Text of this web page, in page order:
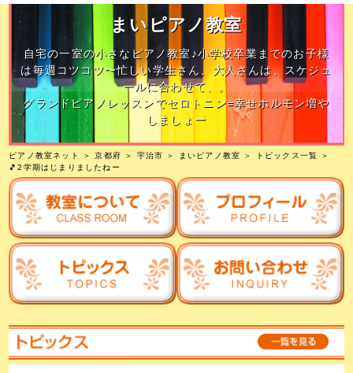
まいピアノ教室
自宅の一室の小さなピアノ教室♪小学校卒業までのお子様
は毎週コツコツ〜忙しい学生さん、大人さんは、スケジュ
ールに合わせて、。
グランドピアノレッスンでセロトニン=幸せホルモン増や
しましょー
ピアノ教室ネット ＞京都府 ＞ 宇治市 ＞ まいピアノ教室 ＞ トピックス一覧
＞
🎵2学期はじまりましたねー